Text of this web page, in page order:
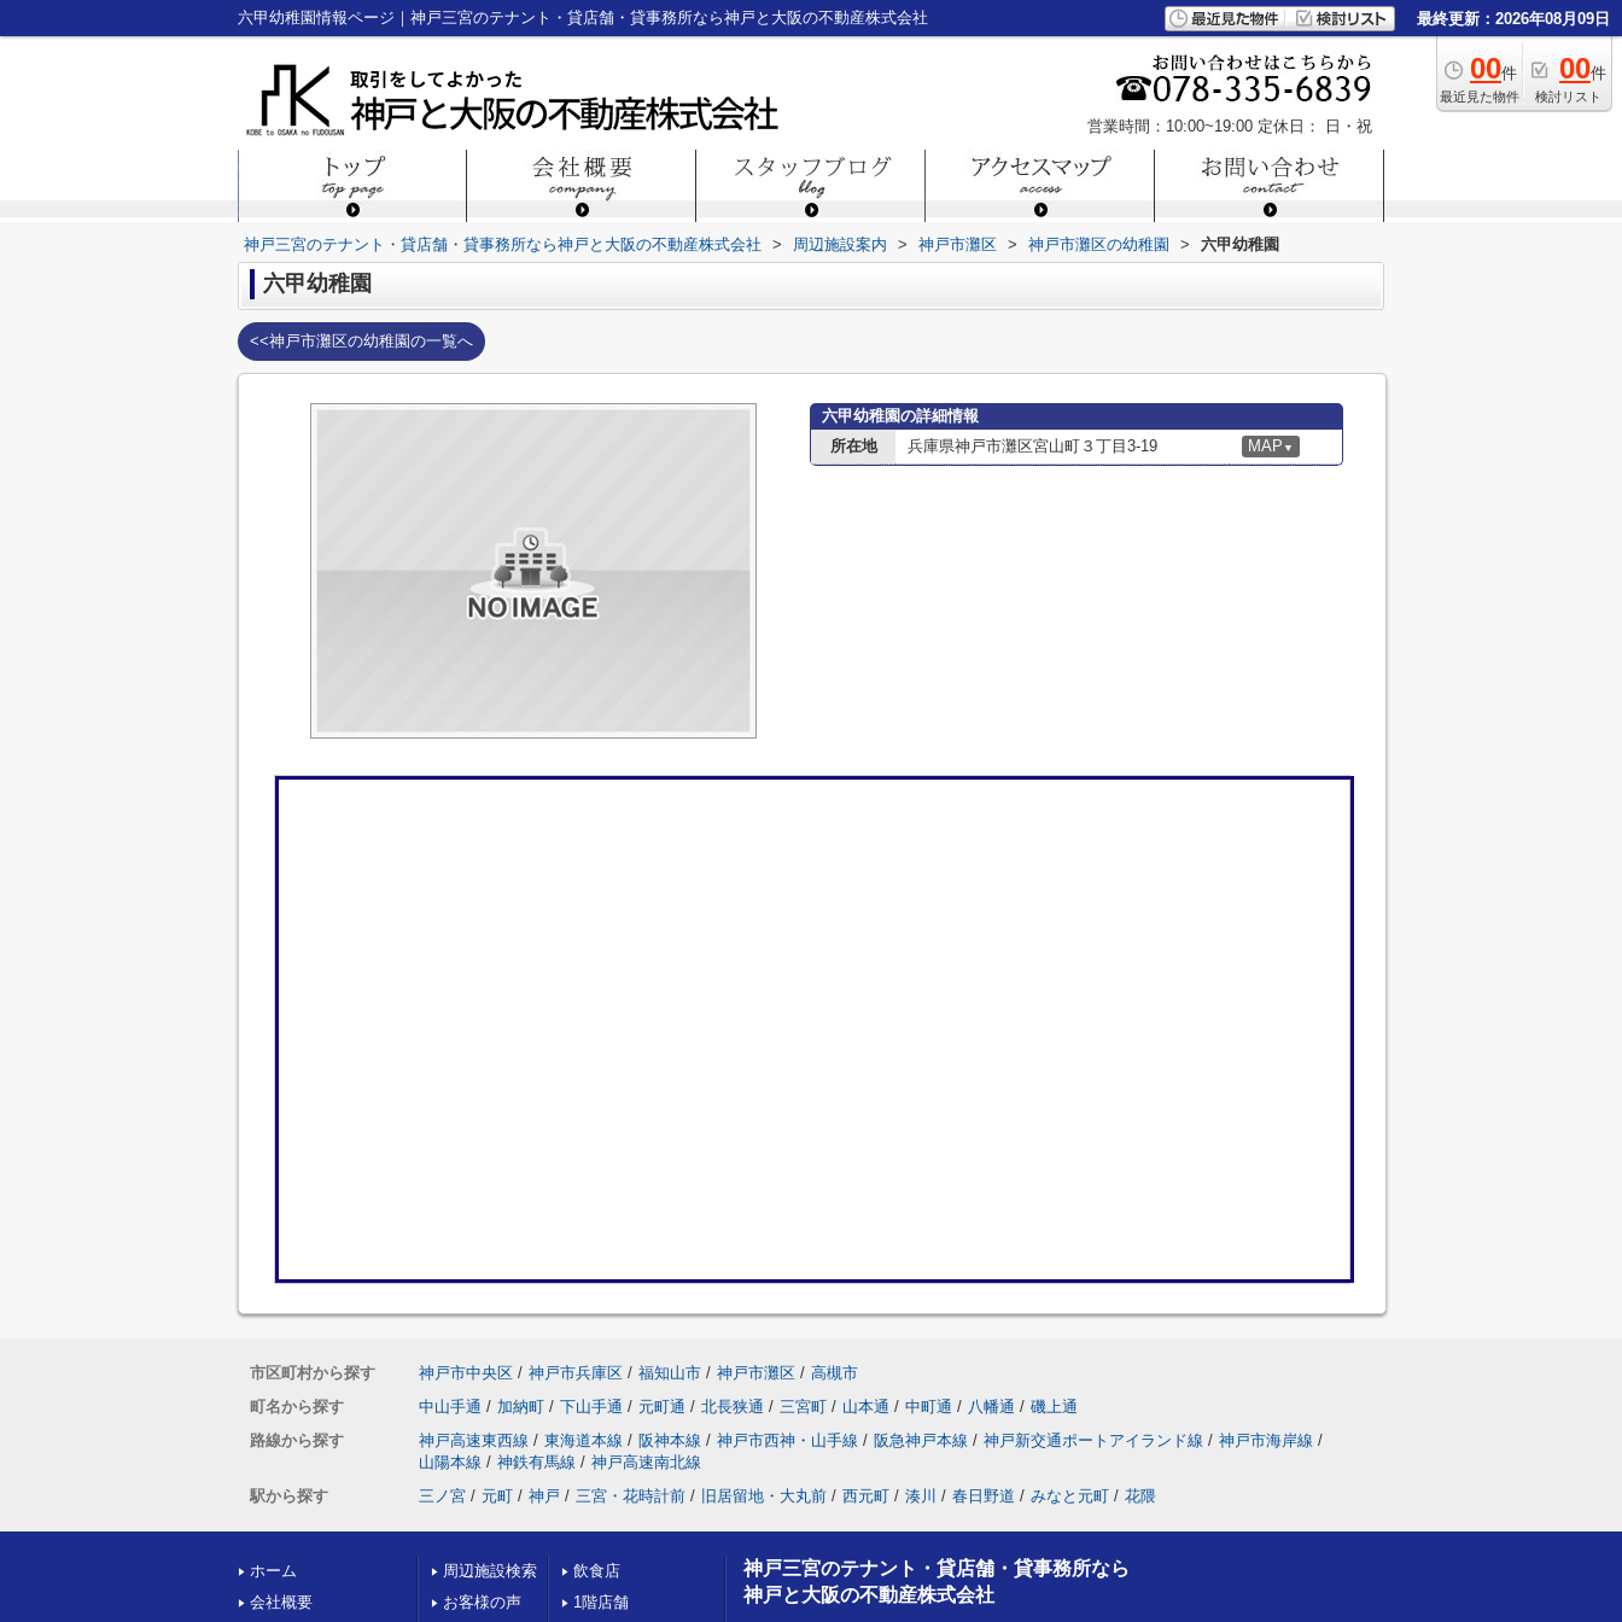
六甲幼稚園情報ページ｜神戸三宮のテナント・貸店舗・貸事務所なら神戸と大阪の不動産株式会社 最終更新：2026年08月09日
00件
最近見た物件
00件
検討リスト
営業時間：10:00~19:00 定休日： 日・祝
神戸三宮のテナント・貸店舗・貸事務所なら神戸と大阪の不動産株式会社 > 周辺施設案内 > 神戸市灘区 > 神戸市灘区の幼稚園 > 六甲幼稚園
六甲幼稚園
<<神戸市灘区の幼稚園の一覧へ
六甲幼稚園の詳細情報
所在地
兵庫県神戸市灘区宮山町３丁目3-19 MAP ▼
市区町村から探す 神戸市中央区 / 神戸市兵庫区 / 福知山市 / 神戸市灘区 / 高槻市
町名から探す
中山手通 / 加納町 / 下山手通 / 元町通 / 北長狭通 / 三宮町 / 山本通 / 中町通 / 八幡通 / 磯上通
路線から探す
神戸高速東西線 / 東海道本線 / 阪神本線 / 神戸市西神・山手線 / 阪急神戸本線 / 神戸新交通ポートアイランド線 / 神戸市海岸線 /
山陽本線 / 神鉄有馬線 / 神戸高速南北線
駅から探す
三ノ宮 / 元町 / 神戸 / 三宮・花時計前 / 旧居留地・大丸前 / 西元町 / 湊川 / 春日野道 / みなと元町 / 花隈
ホーム
会社概要
周辺施設検索
お客様の声
飲食店
1階店舗
神戸三宮のテナント・貸店舗・貸事務所なら
神戸と大阪の不動産株式会社